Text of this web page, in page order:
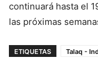
continuará hasta el
las próximas
ETIQUETAS Talaq -